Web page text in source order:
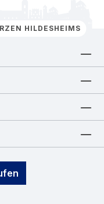
HILDESHEIMS